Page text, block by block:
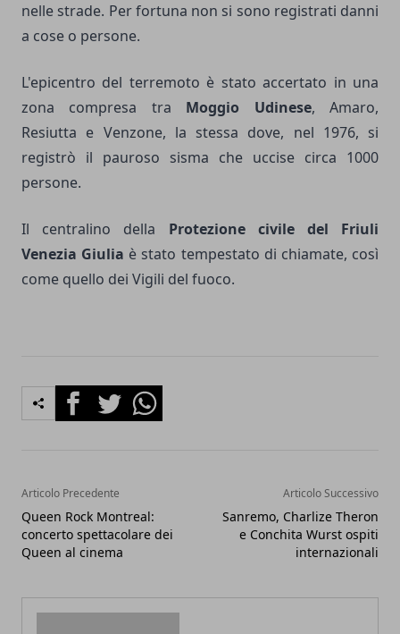
nelle strade. Per fortuna non si sono registrati danni
a cose o persone.
L'epicentro del terremoto è stato accertato in una
zona compresa tra Moggio Udinese, Amaro,
Resiutta e Venzone, la stessa dove, nel 1976, si
registrò il pauroso sisma che uccise circa 1000
persone.
Il centralino della Protezione civile del Friuli
Venezia Giulia è stato tempestato di chiamate, così
come quello dei Vigili del fuoco.
FacebookTwitterWhatsapp
Articolo Precedente
Queen Rock Montreal:
concerto spettacolare dei
Queen al cinema
Articolo Successivo
Sanremo, Charlize Theron
e Conchita Wurst ospiti
internazionali